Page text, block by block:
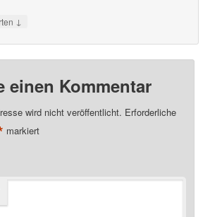
↓
einen Kommentar
wird nicht veröffentlicht. Erforderliche
markiert